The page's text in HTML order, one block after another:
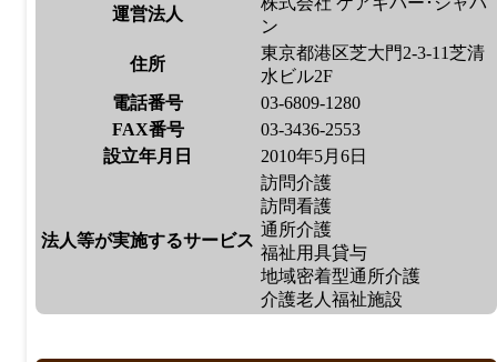
運営法人
ン
住所
東京都港区芝大門2-3-11芝清
水ビル2F
電話番号
03-6809-1280
FAX番号
03-3436-2553
設立年月日
2010年5月6日
法人等が実施するサービス
訪問介護
訪問看護
通所介護
福祉用具貸与
地域密着型通所介護
介護老人福祉施設